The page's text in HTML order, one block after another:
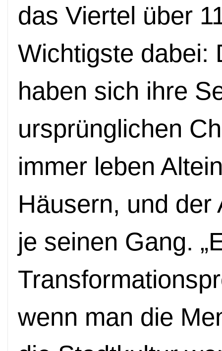
das Viertel über
Wichtigste dabei:
haben sich ihre
ursprünglichen
immer leben
Häusern, und der
je seinen Gang.
wenn man die